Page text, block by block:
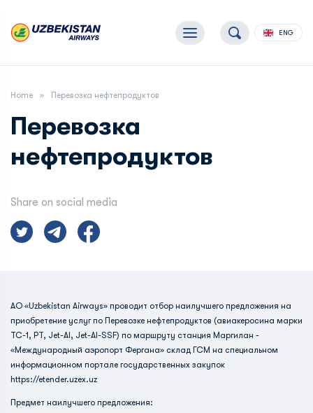
ENG
Home Перевозка нефтепродуктов
Перевозка
нефтепродуктов
Share on social media
АО «Uzbekistan Airways» проводит отбор наилучшего предложения на
приобретение услуг по Перевозке нефтепродуктов (авиакеросина марки
ТС-1, РТ, Jet-Al, Jet-Al-SSF) по маршруту станция Маргилан -
«Международный аэропорт Фергана» склад ГСМ на специальном
информационном портале государственных закупок
https://etender.uzex.uz
Предмет наилучшего предложения: